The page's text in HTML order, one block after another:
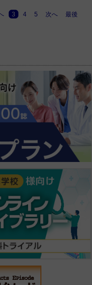
3 4 5 次へ 最後